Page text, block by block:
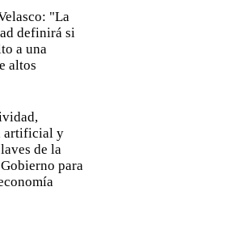
"La
definirá si
a una
altos
artificial y
de la
para